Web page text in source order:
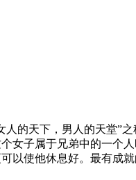
的天下，男人的天堂”
子属于兄弟中的一个
使他休息好。最有成